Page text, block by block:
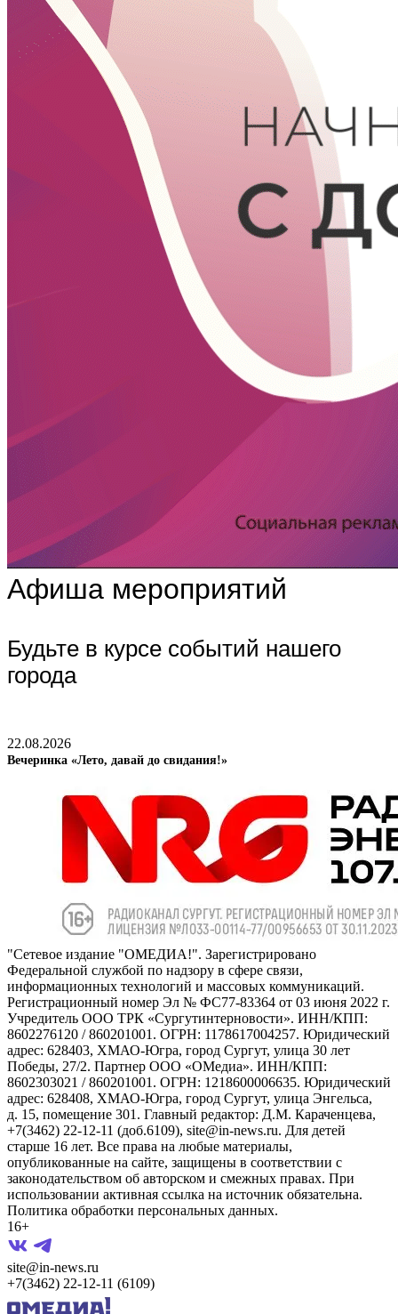
Афиша мероприятий
Будьте в курсе событий нашего
города
22.08.2026
Вечеринка «Лето, давай до свидания!»
"Сетевое издание "ОМЕДИА!". Зарегистрировано
Федеральной службой по надзору в сфере связи,
информационных технологий и массовых коммуникаций.
Регистрационный номер Эл № ФС77-83364 от 03 июня 2022 г.
Учредитель ООО ТРК «Сургутинтерновости». ИНН/КПП:
8602276120 / 860201001. ОГРН: 1178617004257. Юридический
адрес: 628403, ХМАО-Югра, город Сургут, улица 30 лет
Победы, 27/2. Партнер ООО «ОМедиа». ИНН/КПП:
8602303021 / 860201001. ОГРН: 1218600006635. Юридический
адрес: 628408, ХМАО-Югра, город Сургут, улица Энгельса,
д. 15, помещение 301. Главный редактор: Д.М. Караченцева,
+7(3462) 22-12-11 (доб.6109), site@in-news.ru. Для детей
старше 16 лет. Все права на любые материалы,
опубликованные на сайте, защищены в соответствии с
законодательством об авторском и смежных правах. При
использовании активная ссылка на источник обязательна.
Политика обработки персональных данных.
16+
site@in-news.ru
+7(3462) 22-12-11 (6109)